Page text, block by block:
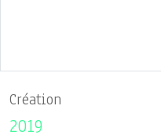
Création
2019